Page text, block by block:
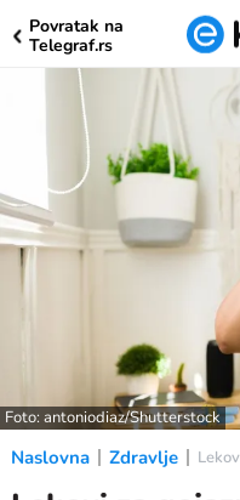
Povratak na
Telegraf.rs
Foto: antoniodiaz/Shutterstock
Naslovna Zdravlje